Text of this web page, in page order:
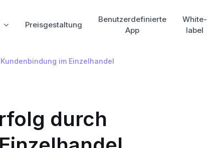
Preisgestaltung
Benutzerdefinierte
App
White-
label
im Einzelhandel
durch